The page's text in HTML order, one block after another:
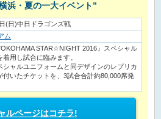
浜・夏の一大イベント”
(日)中日ドラゴンズ戦
ム
STAR☆NIGHT 2016』スペシャル
着用し試合に臨みます。
シャルユニフォームと同デザインのレプリカ
付いたチケットを、3試合合計約80,000席発
ルページはコチラ!